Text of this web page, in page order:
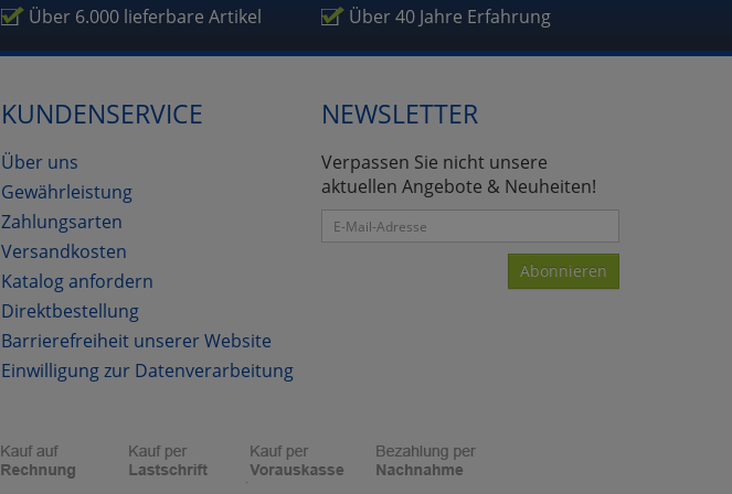
Über 6.000 lieferbare Artikel Über 40 Jahre Erfahrung
KUNDENSERVICE
Über uns
Gewährleistung
Zahlungsarten
Versandkosten
Katalog anfordern
Direktbestellung
Barrierefreiheit unserer Website
Einwilligung zur Datenverarbeitung
NEWSLETTER
Verpassen Sie nicht unsere
aktuellen Angebote & Neuheiten!
Abonnieren